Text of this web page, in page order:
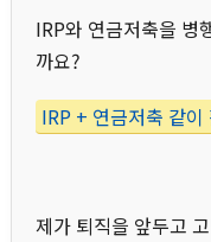
IRP와 연금저축을 병
까요?
IRP + 연금저축 같
제가 퇴직을 앞두고